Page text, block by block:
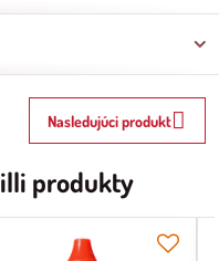
Nasledujúci produkt
produkty